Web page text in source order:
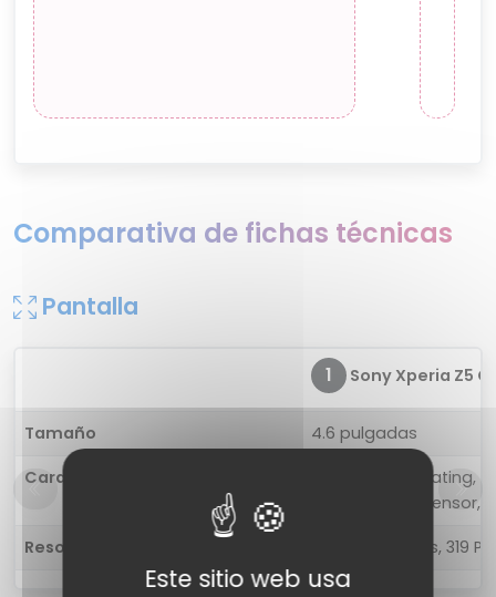
Comparativa de fichas técnicas
Pantalla
1 Sony Xperia Z5
Tamaño
4.6 pulgadas
Características
Oleophobic coating,
Ambient light sensor,
Resolución
1280 x 720 pixels, 319 PPI
Este sitio web usa